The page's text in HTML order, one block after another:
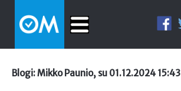
Blogi: Mikko Paunio, su 01.12.2024 15:43